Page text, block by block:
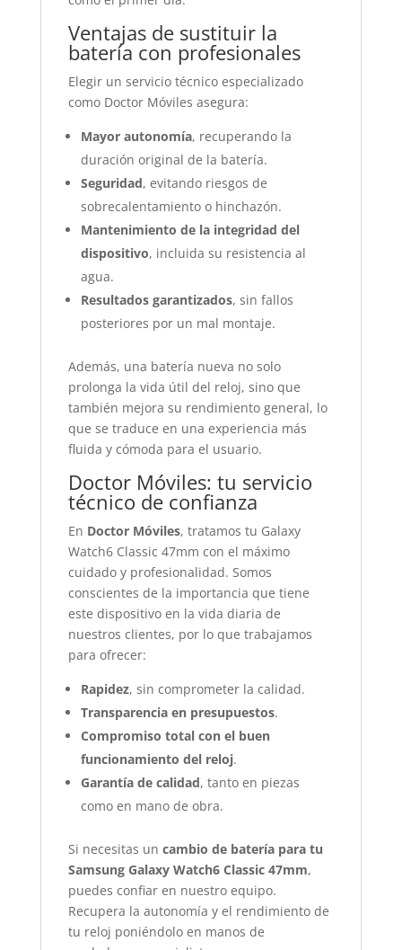
Ventajas de sustituir la
batería con profesionales
Elegir un servicio técnico especializado
como Doctor Móviles asegura:
Mayor autonomía, recuperando la
duración original de la batería.
Seguridad, evitando riesgos de
sobrecalentamiento o hinchazón.
Mantenimiento de la integridad del
dispositivo, incluida su resistencia al
agua.
Resultados garantizados, sin fallos
posteriores por un mal montaje.
Además, una batería nueva no solo
prolonga la vida útil del reloj, sino que
también mejora su rendimiento general, lo
que se traduce en una experiencia más
fluida y cómoda para el usuario.
Doctor Móviles: tu servicio
técnico de confianza
En Doctor Móviles, tratamos tu Galaxy
Watch6 Classic 47mm con el máximo
cuidado y profesionalidad. Somos
conscientes de la importancia que tiene
este dispositivo en la vida diaria de
nuestros clientes, por lo que trabajamos
para ofrecer:
Rapidez, sin comprometer la calidad.
Transparencia en presupuestos.
Compromiso total con el buen
funcionamiento del reloj.
Garantía de calidad, tanto en piezas
como en mano de obra.
Si necesitas un cambio de batería para tu
Samsung Galaxy Watch6 Classic 47mm,
puedes confiar en nuestro equipo.
Recupera la autonomía y el rendimiento de
tu reloj poniéndolo en manos de